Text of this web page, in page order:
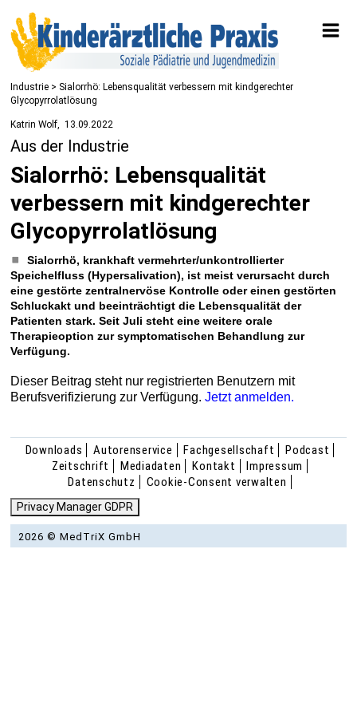
Industrie > Sialorrhö: Lebensqualität verbessern mit kindgerechter
Glycopyrrolatlösung
Katrin Wolf 13.09.2022
Aus der Industrie
Sialorrhö: Lebensqualität
verbessern mit kindgerechter
Glycopyrrolatlösung
Sialorrhö, krankhaft vermehrter/unkontrollierter
Speichelfluss (Hypersalivation), ist meist verursacht durch
eine gestörte zentralnervöse Kontrolle oder einen gestörten
Schluckakt und beeinträchtigt die Lebensqualität der
Patienten stark. Seit Juli steht eine weitere orale
Therapieoption zur symptomatischen Behandlung zur
Verfügung.
Dieser Beitrag steht nur registrierten Benutzern mit
Berufsverifizierung zur Verfügung.Jetzt anmelden.
Downloads Autorenservice Fachgesellschaft
Podcast
Zeitschrift
Mediadaten Kontakt
Impressum
Datenschutz
Cookie-Consent verwalten
Privacy Manager GDPR
2026 © MedTriX GmbH